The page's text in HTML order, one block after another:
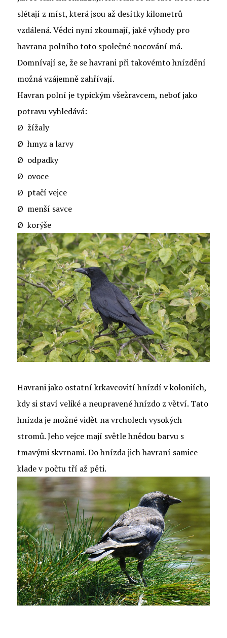
slétají z míst, která jsou až desítky kilometrů
vzdálená. Vědci nyní zkoumají, jaké výhody pro
havrana polního toto společné nocování má.
Domnívají se, že se havrani při takovémto hnízdění
možná vzájemně zahřívají.
Havran polní je typickým všežravcem, neboť jako
potravu vyhledává:
Ø žížaly
Ø hmyz a larvy
Ø odpadky
Ø ovoce
Ø ptačí vejce
Ø menší savce
Ø korýše
Havrani jako ostatní krkavcovití hnízdí v koloniích,
kdy si staví veliké a neupravené hnízdo z větví. Tato
hnízda je možné vidět na vrcholech vysokých
stromů. Jeho vejce mají světle hnědou barvu s
tmavými skvrnami. Do hnízda jich havraní samice
klade v počtu tří až pěti.